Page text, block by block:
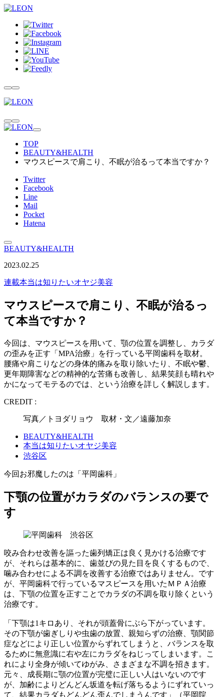
TOP
BEAUTY&HEALTH
マウスピースで肩こり、不眠が治るって本当ですか？
Twitter
Facebook
Line
Mail
Pocket
Hatena
BEAUTY&HEALTH
2023.02.25
連載本当は知りたいオヤジ美容
マウスピースで肩こり、不眠が治るっ
て本当ですか？
今回は、マウスピースを用いて、顎の位置を調整し、カラダ
の歪みを正す「MPA治療」を行っている平岡歯科を取材。
腰痛や肩こりなどの身体的痛みを取り除いたり、不眠や鬱、
更年期障害などの精神的な苦痛も改善し、結果笑顔も晴れや
かになってモテるのでは、という治療を詳しく解説します。
CREDIT :
写真／トヨダリョウ 取材・文／遠藤加奈
BEAUTY&HEALTH
本当は知りたいオヤジ美容
渋谷区
今回お邪魔したのは「平岡歯科」
下顎の位置がカラダのバランスの要で
す
咬み合わせ改善を謳った歯列矯正は良く見かける治療です
が、それらは基本的に、歯並びの見た目を良くするもので、
噛み合わせによる不調を改善する治療ではありません。です
が、平岡歯科で行っているマスピースを用いたＭＰＡ治療
は、下顎の位置を正すことでカラダの不調を取り除くという
治療です。
「下顎は1キロあり、それが頭蓋骨にぶら下がっています。
その下顎が歯ぎしりや虫歯の放置、親知らずの治療、顎関節
症などにより正しい位置からずれてしまうと、バランスを取
るために無意識に右や左にカラダをねじってしまいます。こ
れにより全身が傾いてゆがみ、さまざまな不調を招きます。
元々、成長期に顎の位置が完璧に正しい人はいないのです
が、加齢によりどんどん坂道を転げ落ちるようにずれていっ
て、結果カラダもどんどん歪んでしまうんです」（平岡院